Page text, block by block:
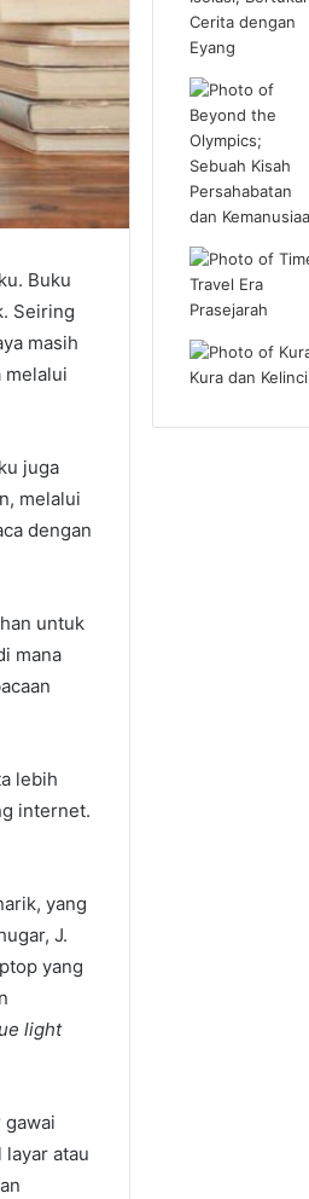
Buku
Seiring
masih
melalui
juga
melalui
dengan
untuk
mana
lebih
internet.
yang
J.
yang
light
gawai
layar atau